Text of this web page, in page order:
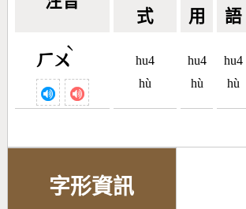
式 用 語
ㄏㄨ
ˋ
hu4
hù
hu4
hù
hu4
hù
字形資訊